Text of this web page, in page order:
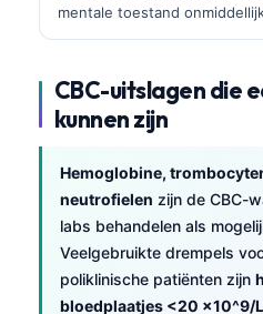
mentale toestand
CBC-uitslagen die
kunnen zijn
Hemoglobine,
neutrofielen zijn de CBC-
labs behandelen als
Veelgebruikte drempels
poliklinische patiënten zijn
bloedplaatjes <20 ×10^9/L